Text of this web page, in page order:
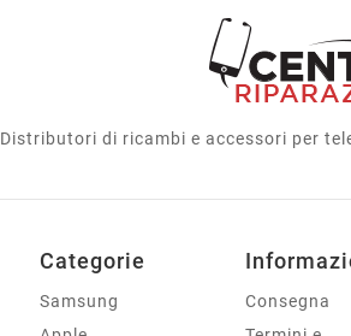
Distributori di ricambi e accessori per
Categorie
Samsung
Consegna